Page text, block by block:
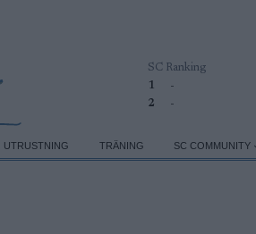
SC Ranking
1
-
2
-
UTRUSTNING TRÄNING SC COMMUNITY